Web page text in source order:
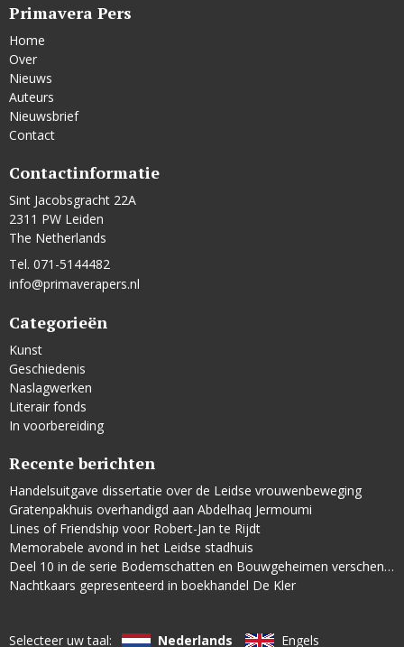
Primavera Pers
Home
Over
Nieuws
Auteurs
Nieuwsbrief
Contact
Contactinformatie
Sint Jacobsgracht 22A
2311 PW Leiden
The Netherlands
Tel. 071-5144482
info@primaverapers.nl
Categorieën
Kunst
Geschiedenis
Naslagwerken
Literair fonds
In voorbereiding
Recente berichten
Handelsuitgave dissertatie over de Leidse vrouwenbeweging
Gratenpakhuis overhandigd aan Abdelhaq Jermoumi
Lines of Friendship voor Robert-Jan te Rijdt
Memorabele avond in het Leidse stadhuis
Deel 10 in de serie Bodemschatten en Bouwgeheimen verschenen
Nachtkaars gepresenteerd in boekhandel De Kler
Selecteer uw taal: Nederlands Engels